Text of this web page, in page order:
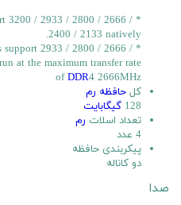
3200 / 2933 / 2800 / 2666 /
2400 / 2133 natively.
support 2933 / 2800 / 2666 /
at the maximum transfer rate
ofDDR4 2666MHz
کل حافظه رم
128 گیگابایت
تعداد اسلات رم
4 عدد
پیکربندی حافظه
دو کاناله
صدا